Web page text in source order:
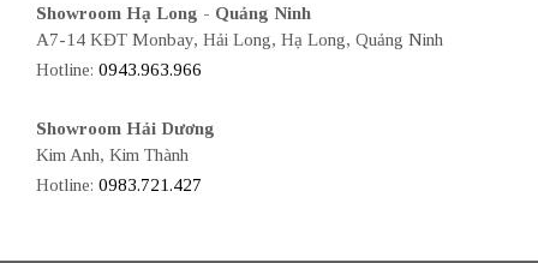
Showroom Hạ Long - Quảng Ninh
A7-14 KĐT Monbay, Hải Long, Hạ Long, Quảng Ninh
Hotline: 0943.963.966
Showroom Hải Dương
Kim Anh, Kim Thành
Hotline: 0983.721.427